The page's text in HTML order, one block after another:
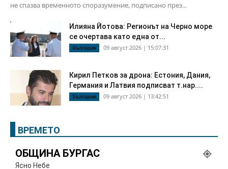
не спазва временното споразумение, подписано през...
Илияна Йотова: Регионът на Черно море
се очертава като една от...
България 09 август 2026 | 15:07:31
Кирил Петков за дрона: Естония, Дания,
Германия и Латвия подписват т.нар....
България 09 август 2026 | 13:42:51
ВРЕМЕТО
ОБЩИНА БУРГАС
Ясно Небе